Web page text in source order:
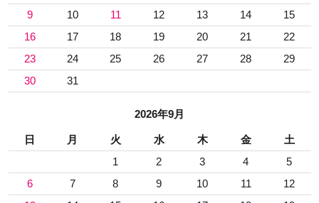
9
10 11 12 13 14
15
16
17 18 19 20 21
22
23
24 25 26 27 28
29
30
31
2026年9月
日 月 火 水 木 金
土
1
2 3 4
5
6
7 8 9 10 11
12